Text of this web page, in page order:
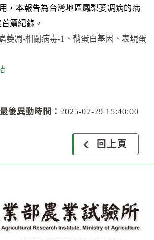
，本報告為台灣地區鳳梨萎凋病的病
篇紀錄。
萎凋-相關病毒-1、鞘蛋白基因、表現蛋
最後異動時間： 2025-07-29 15:40:00
回上頁